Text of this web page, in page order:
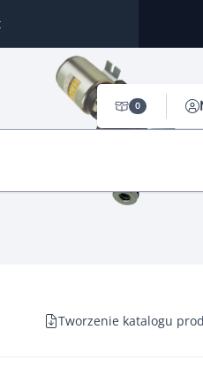
0
Tworzenie katalogu